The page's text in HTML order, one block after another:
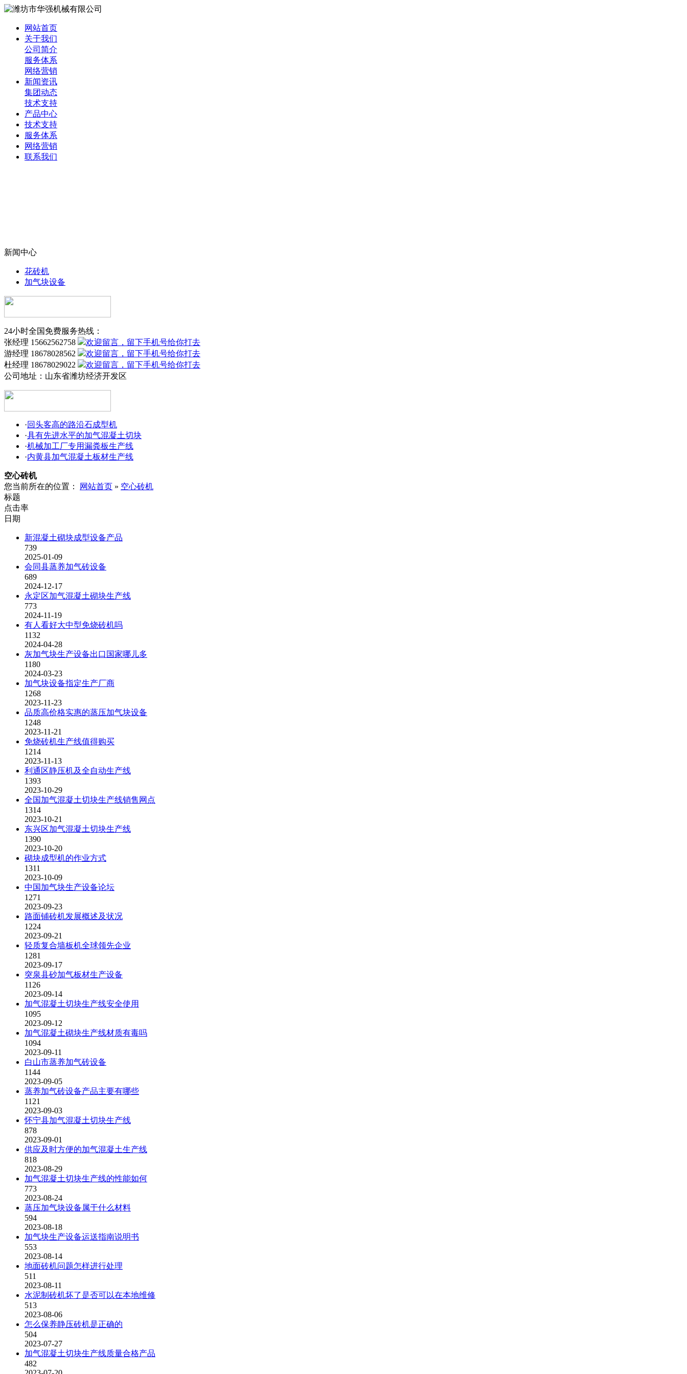
网站首页
关于我们
公司简介
服务体系
网络营销
新闻资讯
集团动态
技术支持
产品中心
技术支持
服务体系
网络营销
联系我们
新闻中心
花砖机
加气块设备
24小时全国免费服务热线：
张经理 15662562758
游经理 18678028562
杜经理 18678029022
公司地址： 山东省潍坊经济开发区
·回头客高的路沿石成型机
·具有先进水平的加气混凝土切块
·机械加工厂专用漏粪板生产线
·内黄县加气混凝土板材生产线
空心砖机
您当前所在的位置：
网站首页 » 空心砖机
标题
点击率
日期
新混凝土砌块成型设备产品
739
2025-01-09
会同县蒸养加气砖设备
689
2024-12-17
永定区加气混凝土砌块生产线
773
2024-11-19
有人看好大中型免烧砖机吗
1132
2024-04-28
灰加气块生产设备出口国家哪儿多
1180
2024-03-23
加气块设备指定生产厂商
1268
2023-11-23
品质高价格实惠的蒸压加气块设备
1248
2023-11-21
免烧砖机生产线值得购买
1214
2023-11-13
利通区静压机及全自动生产线
1393
2023-10-29
全国加气混凝土切块生产线销售网点
1314
2023-10-21
东兴区加气混凝土切块生产线
1390
2023-10-20
砌块成型机的作业方式
1311
2023-10-09
中国加气块生产设备论坛
1271
2023-09-23
路面铺砖机发展概述及状况
1224
2023-09-21
轻质复合墙板机全球领先企业
1281
2023-09-17
突泉县砂加气板材生产设备
1126
2023-09-14
加气混凝土切块生产线安全使用
1095
2023-09-12
加气混凝土砌块生产线材质有毒吗
1094
2023-09-11
白山市蒸养加气砖设备
1144
2023-09-05
蒸养加气砖设备产品主要有哪些
1121
2023-09-03
怀宁县加气混凝土切块生产线
878
2023-09-01
供应及时方便的加气混凝土生产线
818
2023-08-29
加气混凝土切块生产线的性能如何
773
2023-08-24
蒸压加气块设备属于什么材料
594
2023-08-18
加气块生产设备运送指南说明书
553
2023-08-14
地面砖机问题怎样进行处理
511
2023-08-11
水泥制砖机坏了是否可以在本地维修
513
2023-08-06
怎么保养静压砖机是正确的
504
2023-07-27
加气混凝土切块生产线质量合格产品
482